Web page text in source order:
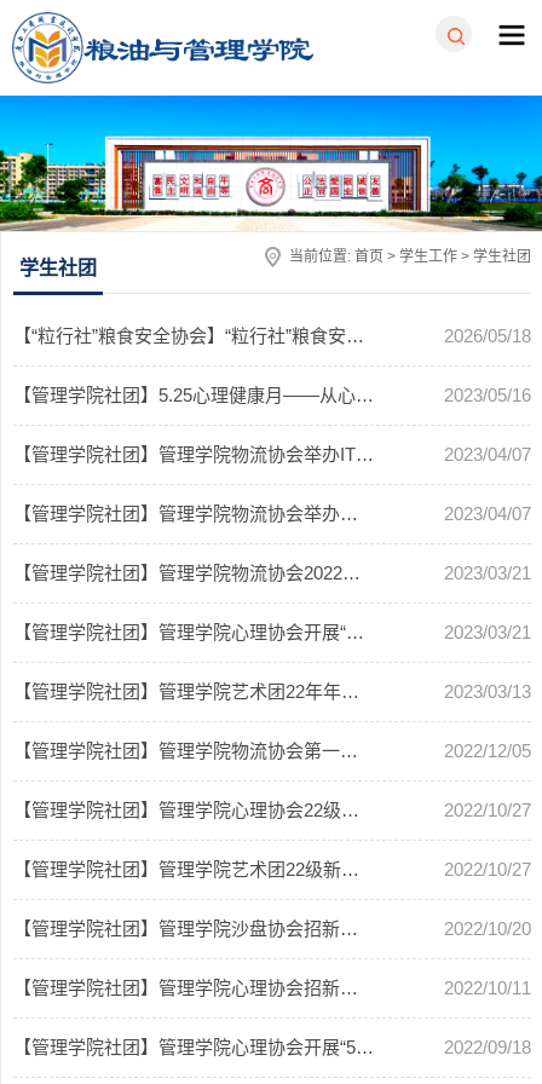
学生社团
当前位置: 首页 > 学生工作 > 学生社团
【“粒行社”粮食安全协会】“粒行社”粮食安全协会开展“书香润童心·粮安伴成长”志愿服务活动 2026/05/18
【管理学院社团】5.25心理健康月——从心开始，情绪“粉碎机”活动 2023/05/16
【管理学院社团】管理学院物流协会举办ITMC物流企业沙盘经营大赛取得圆... 2023/04/07
【管理学院社团】管理学院物流协会举办智慧物流作业技能大赛取得圆满成功 2023/04/07
【管理学院社团】管理学院物流协会2022年度总结大会 2023/03/21
【管理学院社团】管理学院心理协会开展“雷锋精神永传承，青春志愿我先... 2023/03/21
【管理学院社团】管理学院艺术团22年年度总结大会 2023/03/13
【管理学院社团】管理学院物流协会第一届“长风学霸赛之运输传奇大战”... 2022/12/05
【管理学院社团】管理学院心理协会22级招新面试会 2022/10/27
【管理学院社团】管理学院艺术团22级新成员见面会 2022/10/27
【管理学院社团】管理学院沙盘协会招新面试圆满结束 2022/10/20
【管理学院社团】管理学院心理协会招新活动 2022/10/11
【管理学院社团】管理学院心理协会开展“5.25”心理健康日系列活动 2022/09/18